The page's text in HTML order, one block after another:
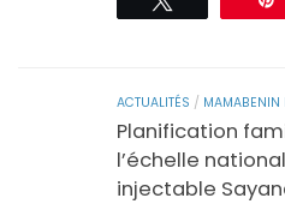
ACTUALITÉS / MAMABENIN
Planification
l’échelle
injectable